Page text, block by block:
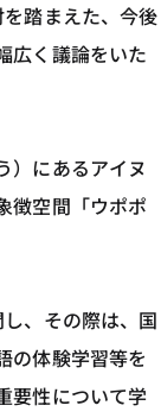
踏まえた、今後
広く議論をいた
）にあるアイヌ
徴空間「ウポポ
、その際は、国
の体験学習等を
要性について学